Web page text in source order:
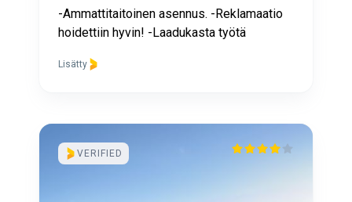
-Ammattitaitoinen asennus. -Reklamaatio
hoidettiin hyvin! -Laadukasta työtä
Lisätty
VERIFIED